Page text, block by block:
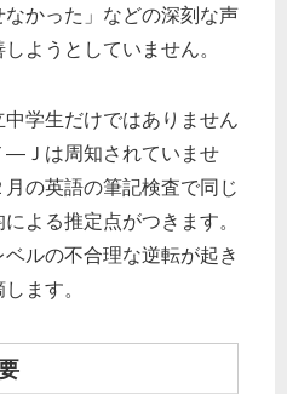
かった」などの深刻な声
ようとしていません。
学生だけではありません
―Ｊは周知されていませ
の英語の筆記検査で同じ
よる推定点がつきます。
ルの不合理な逆転が起き
ます。